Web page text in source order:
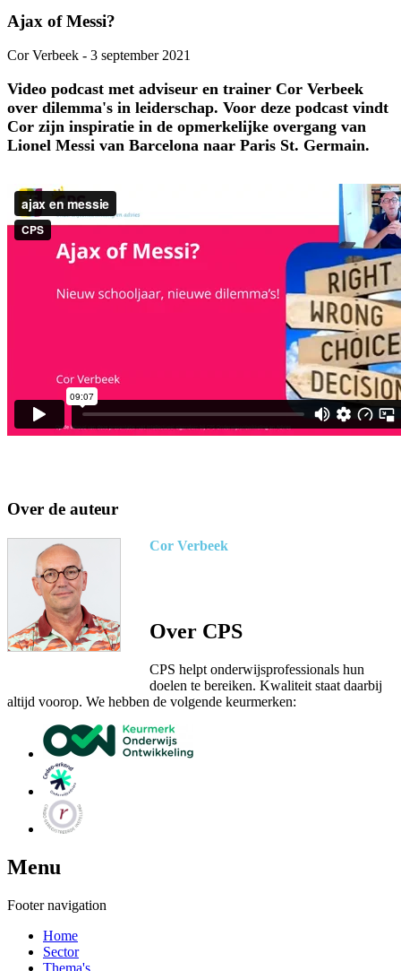
Ajax of Messi?
Cor Verbeek - 3 september 2021
Video podcast met adviseur en trainer Cor Verbeek
over dilemma's in leiderschap. Voor deze podcast vindt
Cor zijn inspiratie in de opmerkelijke overgang van
Lionel Messi van Barcelona naar Paris St. Germain.
Over de auteur
Cor Verbeek
Over CPS
CPS helpt onderwijsprofessionals hun
doelen te bereiken. Kwaliteit staat daarbij
altijd voorop. We hebben de volgende keurmerken:
Menu
Footer navigation
Home
Sector